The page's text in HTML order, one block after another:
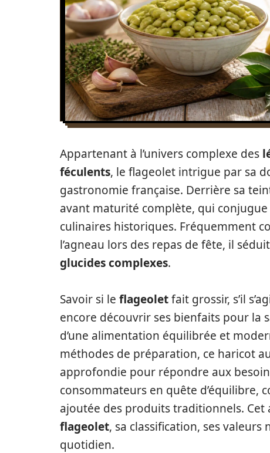
Appartenant à l’univers complexe des
féculents, le flageolet intrigue par sa
gastronomie française. Derrière sa
avant maturité complète, qui
culinaires historiques. Fréquemment
l’agneau lors des repas de fête, il
glucides complexes.
Savoir si le flageoletfait grossir, s’il
encore découvrir ses bienfaits pour la
d’une alimentation équilibrée et
méthodes de préparation, ce haricot
approfondie pour répondre aux
consommateurs en quête d’équilibre,
ajoutée des produits traditionnels.
flageolet, sa classification, ses
quotidien.